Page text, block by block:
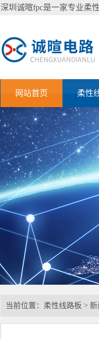
深圳诚暄fpc是一家专业柔
网站首页 柔性
当前位置： 柔性线路板 > 新